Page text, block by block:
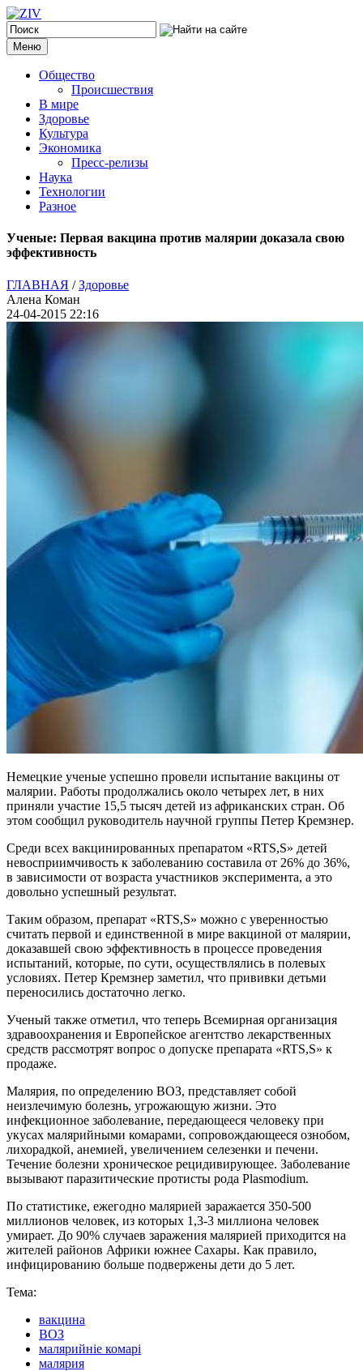
Меню
Общество
Происшествия
В мире
Здоровье
Культура
Экономика
Пресс-релизы
Наука
Технологии
Разное
Ученые: Первая вакцина против малярии доказала свою
эффективность
ГЛАВНАЯ /Здоровье
Алена Коман
24-04-2015 22:16
Немецкие ученые успешно провели испытание вакцины от
малярии. Работы продолжались около четырех лет, в них
приняли участие 15,5 тысяч детей из африканских стран. Об
этом сообщил руководитель научной группы Петер Кремзнер.
Среди всех вакцинированных препаратом «RTS,S» детей
невосприимчивость к заболеванию составила от 26% до 36%,
в зависимости от возраста участников эксперимента, а это
довольно успешный результат.
Таким образом, препарат «RTS,S» можно с уверенностью
считать первой и единственной в мире вакциной от малярии,
доказавшей свою эффективность в процессе проведения
испытаний, которые, по сути, осуществлялись в полевых
условиях. Петер Кремзнер заметил, что прививки детьми
переносились достаточно легко.
Ученый также отметил, что теперь Всемирная организация
здравоохранения и Европейское агентство лекарственных
средств рассмотрят вопрос о допуске препарата «RTS,S» к
продаже.
Малярия, по определению ВОЗ, представляет собой
неизлечимую болезнь, угрожающую жизни. Это
инфекционное заболевание, передающееся человеку при
укусах малярийными комарами, сопровождающееся ознобом,
лихорадкой, анемией, увеличением селезенки и печени.
Течение болезни хроническое рецидивирующее. Заболевание
вызывают паразитические протисты рода Plasmodium.
По статистике, ежегодно малярией заражается 350-500
миллионов человек, из которых 1,3-3 миллиона человек
умирает. До 90% случаев заражения малярией приходится на
жителей районов Африки южнее Сахары. Как правило,
инфицированию больше подвержены дети до 5 лет.
Тема:
вакцина
ВОЗ
малярийніе комарі
малярия